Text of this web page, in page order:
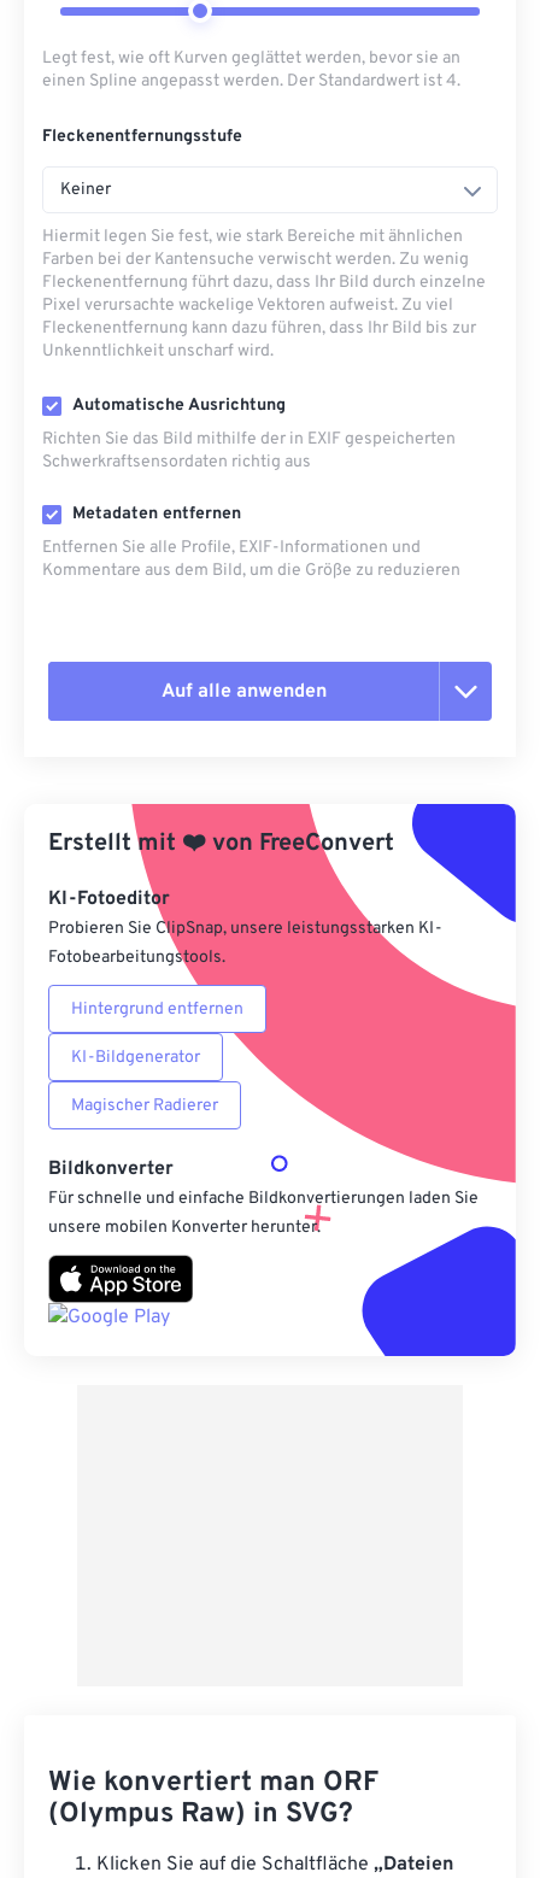
Legt fest, wie oft Kurven geglättet werden, bevor sie an
einen Spline angepasst werden. Der Standardwert ist 4.
Fleckenentfernungsstufe
Keiner
Hiermit legen Sie fest, wie stark Bereiche mit ähnlichen
Farben bei der Kantensuche verwischt werden. Zu wenig
Fleckenentfernung führt dazu, dass Ihr Bild durch einzelne
Pixel verursachte wackelige Vektoren aufweist. Zu viel
Fleckenentfernung kann dazu führen, dass Ihr Bild bis zur
Unkenntlichkeit unscharf wird.
Automatische Ausrichtung
Richten Sie das Bild mithilfe der in EXIF ​​gespeicherten
Schwerkraftsensordaten richtig aus
Metadaten entfernen
Entfernen Sie alle Profile, EXIF-Informationen und
Kommentare aus dem Bild, um die Größe zu reduzieren
Auf alle anwenden
Aus Vorgabe anwenden
Als Vorgabe speichern
Erstellt mit ❤️von FreeConvert
KI-Fotoeditor
Probieren Sie ClipSnap, unsere leistungsstarken KI-
Fotobearbeitungstools.
Hintergrund entfernen
KI-Bildgenerator
Magischer Radierer
Bildkonverter
Für schnelle und einfache Bildkonvertierungen laden Sie
unsere mobilen Konverter herunter.
Wie konvertiert man ORF
(Olympus Raw) in SVG?
Klicken Sie auf die Schaltfläche „Dateien